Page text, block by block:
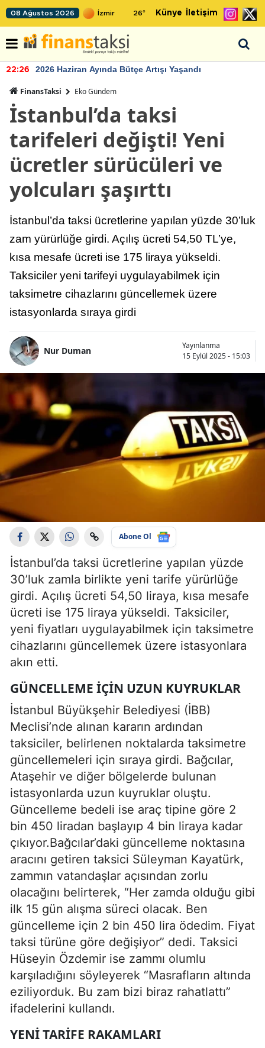
08 Ağustos 2026 26° Künye İletişim
22:26 2026 Haziran Ayında Bütçe Artışı Yaşandı
FinansTaksi Eko Gündem
İstanbul’da taksi
tarifeleri değişti! Yeni
ücretler sürücüleri ve
yolcuları şaşırttı
İstanbul’da taksi ücretlerine yapılan yüzde 30’luk
zam yürürlüğe girdi. Açılış ücreti 54,50 TL’ye,
kısa mesafe ücreti ise 175 liraya yükseldi.
Taksiciler yeni tarifeyi uygulayabilmek için
taksimetre cihazlarını güncellemek üzere
istasyonlarda sıraya girdi
Nur Duman
Yayınlanma
15 Eylül 2025 - 15:03
Abone Ol
İstanbul’da taksi ücretlerine yapılan yüzde
30’luk zamla birlikte yeni tarife yürürlüğe
girdi. Açılış ücreti 54,50 liraya, kısa mesafe
ücreti ise 175 liraya yükseldi. Taksiciler,
yeni fiyatları uygulayabilmek için taksimetre
cihazlarını güncellemek üzere istasyonlara
akın etti.
GÜNCELLEME IÇIN UZUN KUYRUKLAR
İstanbul Büyükşehir Belediyesi (İBB)
Meclisi’nde alınan kararın ardından
taksiciler, belirlenen noktalarda taksimetre
güncellemeleri için sıraya girdi. Bağcılar,
Ataşehir ve diğer bölgelerde bulunan
istasyonlarda uzun kuyruklar oluştu.
Güncelleme bedeli ise araç tipine göre 2
bin 450 liradan başlayıp 4 bin liraya kadar
çıkıyor.Bağcılar’daki güncelleme noktasına
aracını getiren taksici Süleyman Kayatürk,
zammın vatandaşlar açısından zorlu
olacağını belirterek, “Her zamda olduğu gibi
ilk 15 gün alışma süreci olacak. Ben
güncelleme için 2 bin 450 lira ödedim. Fiyat
taksi türüne göre değişiyor” dedi. Taksici
Hüseyin Özdemir ise zammı olumlu
karşıladığını söyleyerek “Masrafların altında
eziliyorduk. Bu zam bizi biraz rahatlattı”
ifadelerini kullandı.
YENI TARIFE RAKAMLARI